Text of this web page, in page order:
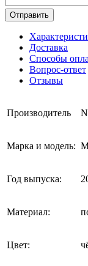
Отправить
Доставка
Способы
Вопрос-ответ
Отзывы
Производитель
Марка и модель:
Год выпуска:
Материал:
Цвет: